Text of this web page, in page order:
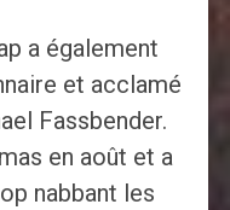
a également
et acclamé
Fassbender.
en août et a
nabbant les